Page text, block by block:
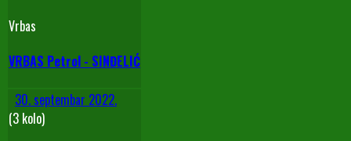
Vrbas
VRBAS Petrol - SINĐELIĆ
30. septembar 2022.
(3 kolo)